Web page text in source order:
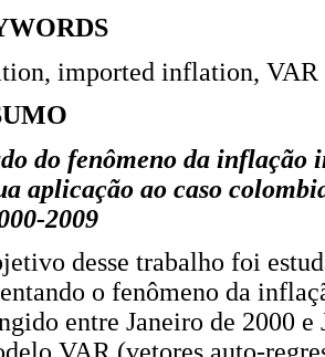
imported inflation,
do fenômeno da inflação
aplicação ao caso
2009
desse trabalho foi
o fenômeno da
entre Janeiro de 2000